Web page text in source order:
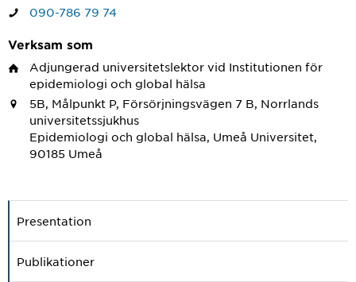
090-786 79 74
Verksam som
Adjungerad universitetslektor vid Institutionen för
epidemiologi och global hälsa
5B, Målpunkt P, Försörjningsvägen 7 B, Norrlands
universitetssjukhus
Epidemiologi och global hälsa, Umeå Universitet,
90185 Umeå
Presentation
Publikationer